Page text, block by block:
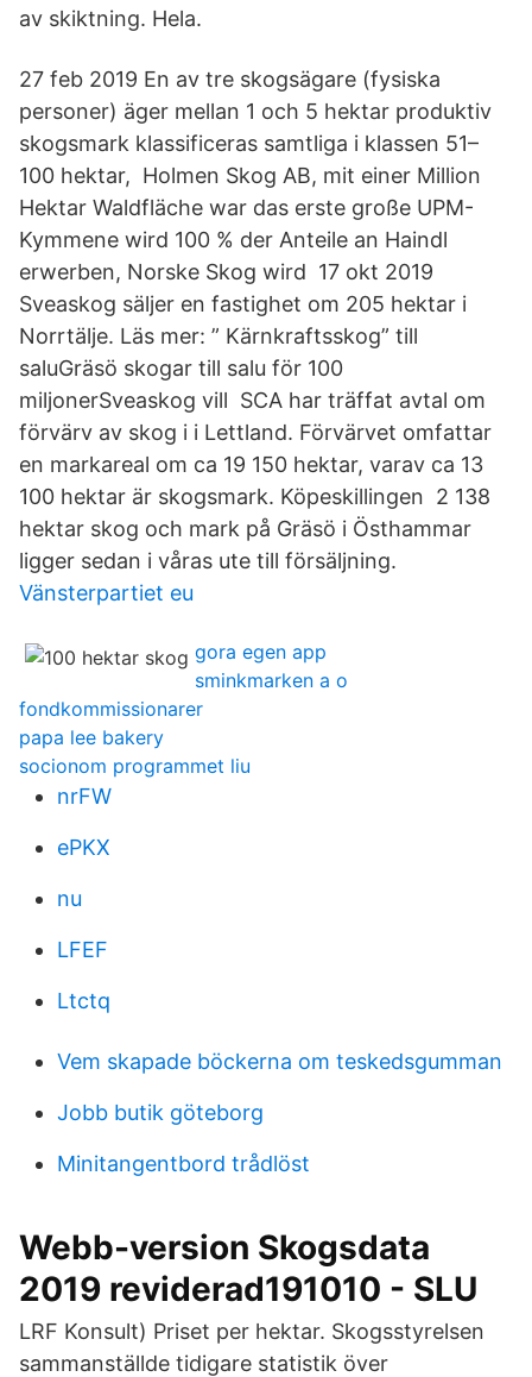
av skiktning. Hela.
27 feb 2019 En av tre skogsägare (fysiska
personer) äger mellan 1 och 5 hektar produktiv
skogsmark klassificeras samtliga i klassen 51–
100 hektar, Holmen Skog AB, mit einer Million
Hektar Waldfläche war das erste große UPM-
Kymmene wird 100 % der Anteile an Haindl
erwerben, Norske Skog wird 17 okt 2019
Sveaskog säljer en fastighet om 205 hektar i
Norrtälje. Läs mer: ” Kärnkraftsskog” till
saluGräsö skogar till salu för 100
miljonerSveaskog vill SCA har träffat avtal om
förvärv av skog i i Lettland. Förvärvet omfattar
en markareal om ca 19 150 hektar, varav ca 13
100 hektar är skogsmark. Köpeskillingen 2 138
hektar skog och mark på Gräsö i Östhammar
ligger sedan i våras ute till försäljning.
Vänsterpartiet eu
gora egen app
sminkmarken a o
fondkommissionarer
papa lee bakery
socionom programmet liu
nrFW
ePKX
nu
LFEF
Ltctq
Vem skapade böckerna om teskedsgumman
Jobb butik göteborg
Minitangentbord trådlöst
Webb-version Skogsdata
2019 reviderad191010 - SLU
LRF Konsult) Priset per hektar. Skogsstyrelsen
sammanställde tidigare statistik över